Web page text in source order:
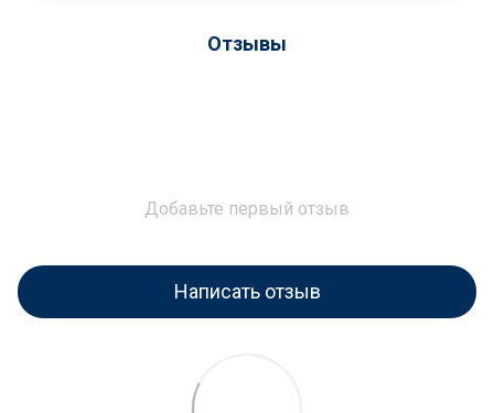
Отзывы
Добавьте первый отзыв
Написать отзыв